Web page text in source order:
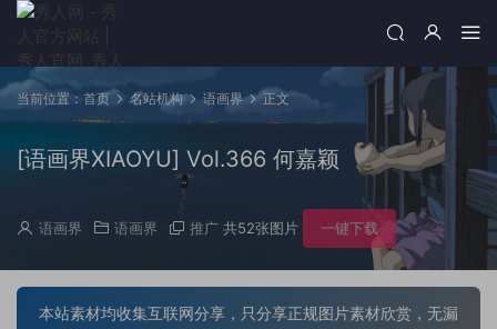
当前位置： 首页 名站机构 语画界 正文
[语画界XIAOYU] Vol.366 何嘉颖
语画界 语画界 推广 共52张图片 一键下载
本站素材均收集互联网分享，只分享正规图片素材欣赏，无漏